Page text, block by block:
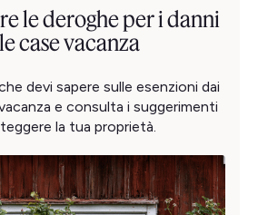
le deroghe per i danni
case vacanza
devi sapere sulle esenzioni dai
e consulta i suggerimenti
la tua proprietà.